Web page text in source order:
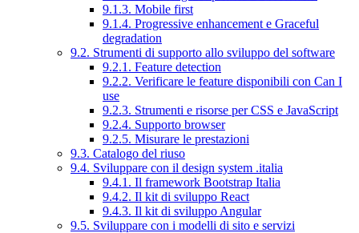
9.1.3. Mobile first
9.1.4. Progressive enhancement e Graceful
degradation
9.2. Strumenti di supporto allo sviluppo del software
9.2.1. Feature detection
9.2.2. Verificare le feature disponibili con Can I
use
9.2.3. Strumenti e risorse per CSS e JavaScript
9.2.4. Supporto browser
9.2.5. Misurare le prestazioni
9.3. Catalogo del riuso
9.4. Sviluppare con il design system .italia
9.4.1. Il framework Bootstrap Italia
9.4.2. Il kit di sviluppo React
9.4.3. Il kit di sviluppo Angular
9.5. Sviluppare con i modelli di sito e servizi